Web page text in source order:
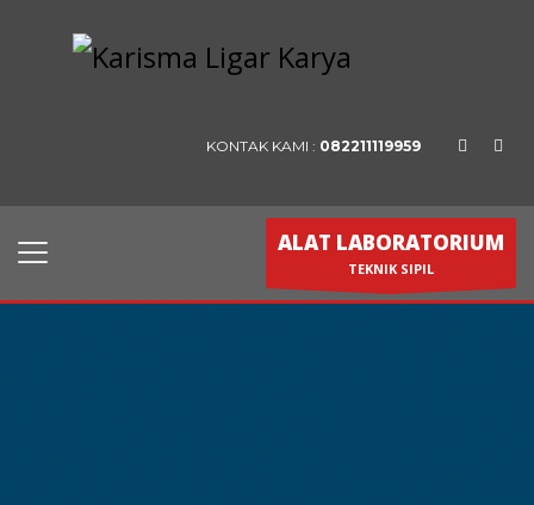
KONTAK KAMI : 082211119959
ALAT LABORATORIUM
TEKNIK SIPIL